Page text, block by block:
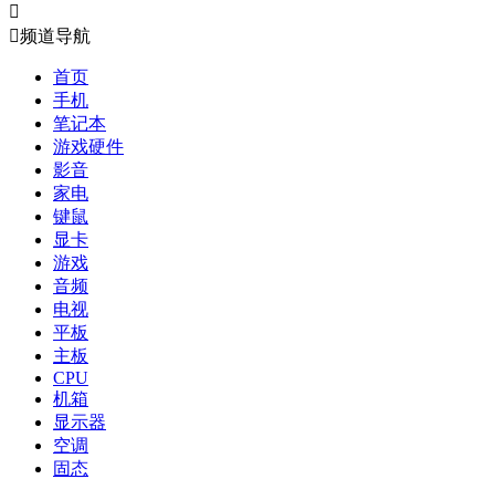

频道导航
首页
手机
笔记本
游戏硬件
影音
家电
键鼠
显卡
游戏
音频
电视
平板
主板
CPU
机箱
显示器
空调
固态